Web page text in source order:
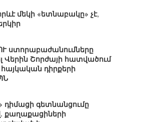
մեկի «ետնաբակը» չէ,
ստորաբաժանումները
Վերին Շորժայի հատվածում
դիրքերի
դիմացի գետնանցումը
քաղաքացիների